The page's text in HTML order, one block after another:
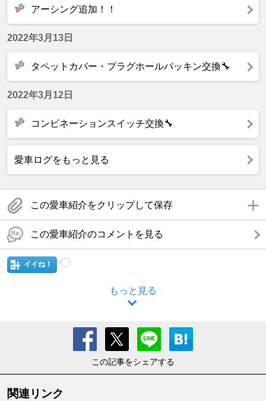
アーシング追加！！
2022年3月13日
タペットカバー・プラグホールパッキン交換🔧
2022年3月12日
コンビネーションスイッチ交換🔧
愛車ログをもっと見る
この愛車紹介をクリップして保存
この愛車紹介のコメントを見る
イイね！
もっと見る
この記事をシェアする
関連リンク